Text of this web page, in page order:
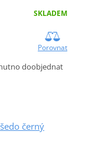
SKLADEM
Porovnat
doobjednat
černý